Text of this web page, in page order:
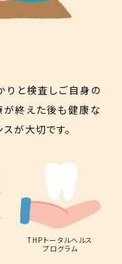
りと検査しご自身の
が終えた後も健康な
が大切です。
THPトータルヘルス
プログラム